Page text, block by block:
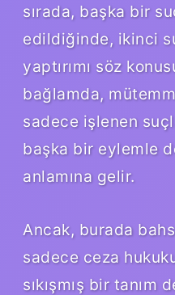
sırada, başka bir
edildiğinde, ikinci
yaptırımı söz
bağlamda,
sadece işlenen
başka bir eylemle
anlamına gelir.
Ancak, burada
sadece ceza
sıkışmış bir tanım